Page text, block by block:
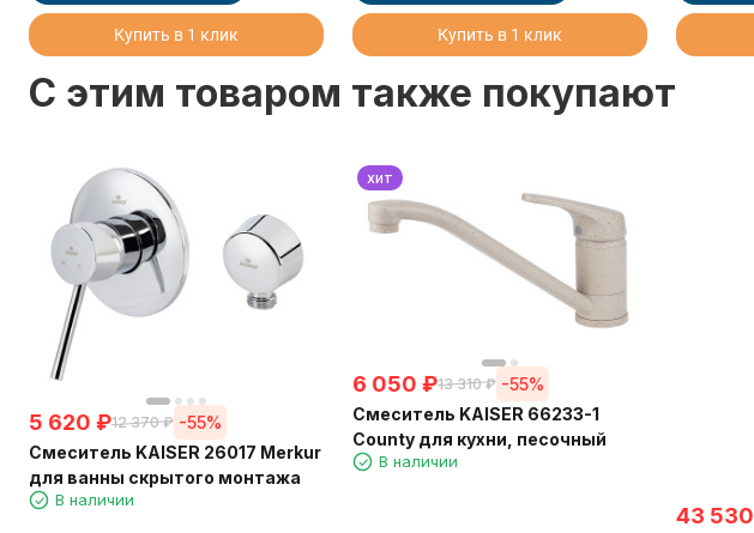
Купить в 1 клик Купить в 1 клик
C этим товаром также покупают
5 620 ₽12 370 ₽ -55%
Смеситель KAISER 26017 Merkur
для ванны скрытого монтажа
В наличии
хит
6 050 ₽13 310 ₽ -55%
Смеситель KAISER 66233-1
County для кухни, песочный
В наличии
43 530